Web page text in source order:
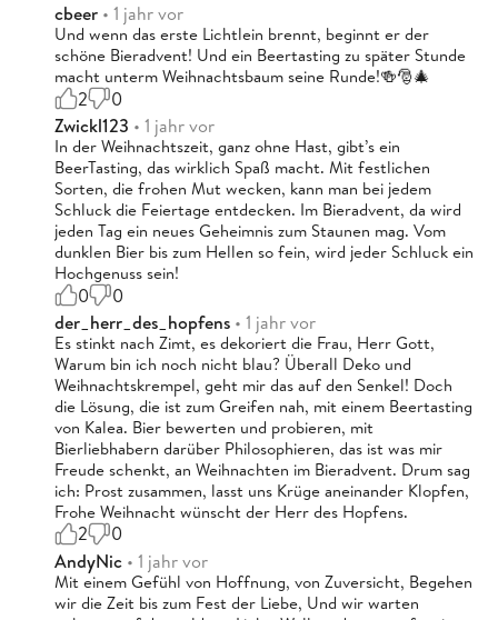
cbeer • 1 jahr vor
Und wenn das erste Lichtlein brennt, beginnt er der
schöne Bieradvent! Und ein Beertasting zu später Stunde
macht unterm Weihnachtsbaum seine Runde!🍻🎅🎄
2
0
Zwickl123 • 1 jahr vor
In der Weihnachtszeit, ganz ohne Hast, gibt’s ein
BeerTasting, das wirklich Spaß macht. Mit festlichen
Sorten, die frohen Mut wecken, kann man bei jedem
Schluck die Feiertage entdecken. Im Bieradvent, da wird
jeden Tag ein neues Geheimnis zum Staunen mag. Vom
dunklen Bier bis zum Hellen so fein, wird jeder Schluck ein
Hochgenuss sein!
0
0
der_herr_des_hopfens • 1 jahr vor
Es stinkt nach Zimt, es dekoriert die Frau, Herr Gott,
Warum bin ich noch nicht blau? Überall Deko und
Weihnachtskrempel, geht mir das auf den Senkel! Doch
die Lösung, die ist zum Greifen nah, mit einem Beertasting
von Kalea. Bier bewerten und probieren, mit
Bierliebhabern darüber Philosophieren, das ist was mir
Freude schenkt, an Weihnachten im Bieradvent. Drum sag
ich: Prost zusammen, lasst uns Krüge aneinander Klopfen,
Frohe Weihnacht wünscht der Herr des Hopfens.
2
0
AndyNic • 1 jahr vor
Mit einem Gefühl von Hoffnung, von Zuversicht, Begehen
wir die Zeit bis zum Fest der Liebe, Und wir warten